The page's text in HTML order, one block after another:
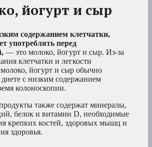
йогурт и сыр
содержанием клетчатки,
употреблять перед
— это молоко, йогурт и сыр. Из-за
клетчатки и легкости
йогурт и сыр обычно
с низким содержанием
колоноскопии.
также содержат минералы,
белок и витамин D, необходимые
крепких костей, здоровых мышц и
здоровья.